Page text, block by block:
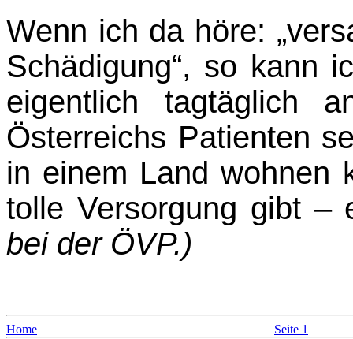
Wenn ich da höre:
Schädigung“, so kann
eigentlich tagtäglich
Österreichs Patienten
in einem Land wohnen
tolle Versorgung gibt –
bei der ÖVP.)
Home Seite 1